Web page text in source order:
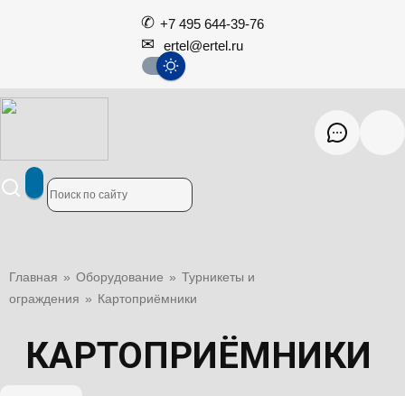
+7 495 644-39-76
ertel@ertel.ru
Главная » Оборудование » Турникеты и
ограждения » Картоприёмники
КАРТОПРИЁМНИКИ